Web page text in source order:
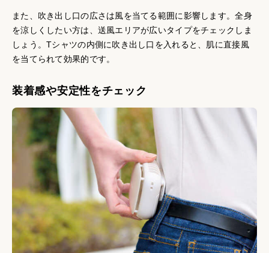
また、吹き出し口の広さは風を当てる範囲に影響します。全身
を涼しくしたい方は、送風エリアが広いタイプをチェックしま
しょう。Tシャツの内側に吹き出し口を入れると、肌に直接風
を当てられて効果的です。
装着感や安定性をチェック